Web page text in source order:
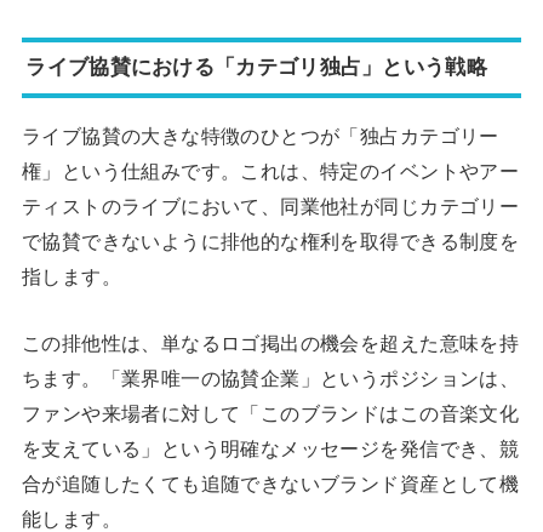
ライブ協賛における「カテゴリ独占」という戦略
ライブ協賛の大きな特徴のひとつが「独占カテゴリー
権」という仕組みです。これは、特定のイベントやアー
ティストのライブにおいて、同業他社が同じカテゴリー
で協賛できないように排他的な権利を取得できる制度を
指します。
この排他性は、単なるロゴ掲出の機会を超えた意味を持
ちます。「業界唯一の協賛企業」というポジションは、
ファンや来場者に対して「このブランドはこの音楽文化
を支えている」という明確なメッセージを発信でき、競
合が追随したくても追随できないブランド資産として機
能します。